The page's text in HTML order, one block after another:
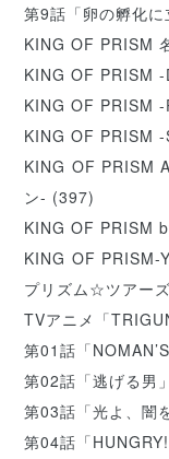
第9話「卵の孵化に
KING OF PRISM
KING OF PRISM
KING OF PRISM
KING OF PRISM
KING OF PRISM
ン- (397)
KING OF PRISM
KING OF PRISM-
プリズム☆ツアーズ
TVアニメ「
第01話「
第02話「逃げる男」
第03話「光よ、闇
第04話「HUNGRY!